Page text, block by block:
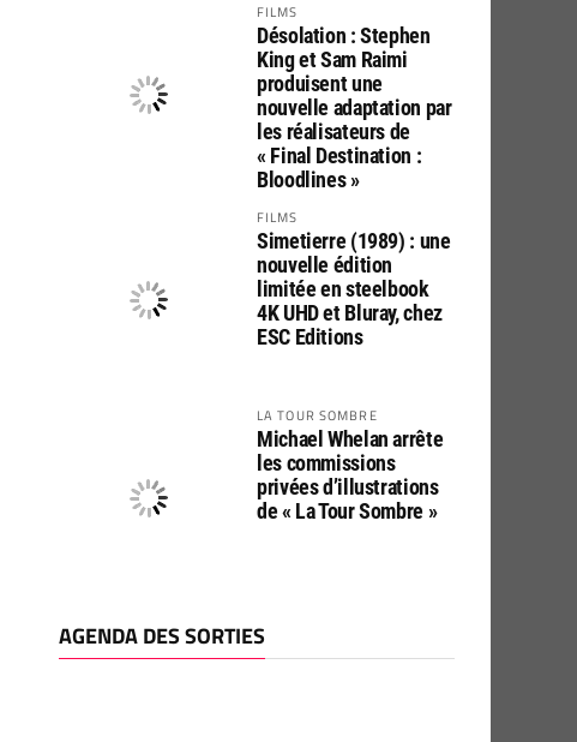
FILMS
Désolation : Stephen
King et Sam Raimi
produisent une
nouvelle adaptation par
les réalisateurs de
« Final Destination :
Bloodlines »
FILMS
Simetierre (1989) : une
nouvelle édition
limitée en steelbook
4K UHD et Bluray, chez
ESC Editions
LA TOUR SOMBRE
Michael Whelan arrête
les commissions
privées d’illustrations
de « La Tour Sombre »
AGENDA DES SORTIES